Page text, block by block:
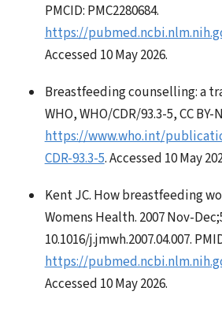
PMCID: PMC2280684.
https://
Accessed 10 May 2026.
Breastfeeding counselling: a
WHO, WHO/CDR/93.3-5, CC BY-
https://www.who.int/
CDR-93.3-5. Accessed 10 May
Kent JC. How breastfeeding
Womens Health. 2007 Nov-
10.1016/j.jmwh.2007.04.007.
https://
Accessed 10 May 2026.